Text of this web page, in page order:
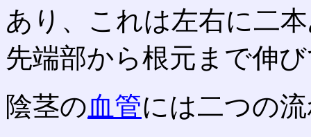
あり、これは左右に二
先端部から根元まで伸
陰茎の血管には二つの